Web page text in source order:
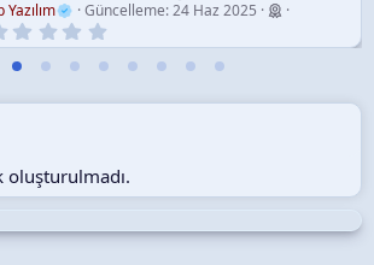
Yazılım Güncelleme:24 Haz 2025
.
0
z
oluşturulmadı.